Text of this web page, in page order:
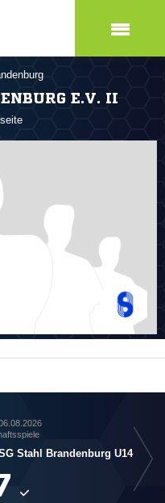
E.V. II
Stahl Brandenburg U14